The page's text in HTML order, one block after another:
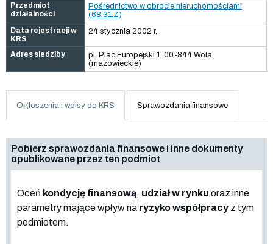
Przedmiot
działalności
Pośrednictwo w obrocie nieruchomościami
(68.31.Z)
Data rejestracji w
KRS
24 stycznia 2002 r.
Adres siedziby
pl. Plac Europejski 1, 00-844 Wola
(mazowieckie)
Ogłoszenia i wpisy do KRS Sprawozdania finansowe
Pobierz sprawozdania finansowe i inne dokumenty
opublikowane przez ten podmiot
Oceń kondycję finansową, udział w rynku oraz inne
parametry mające wpływ na ryzyko współpracy z tym
podmiotem.